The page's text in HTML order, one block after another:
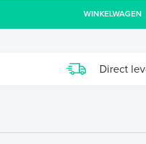
WINKELWAGEN
Direct